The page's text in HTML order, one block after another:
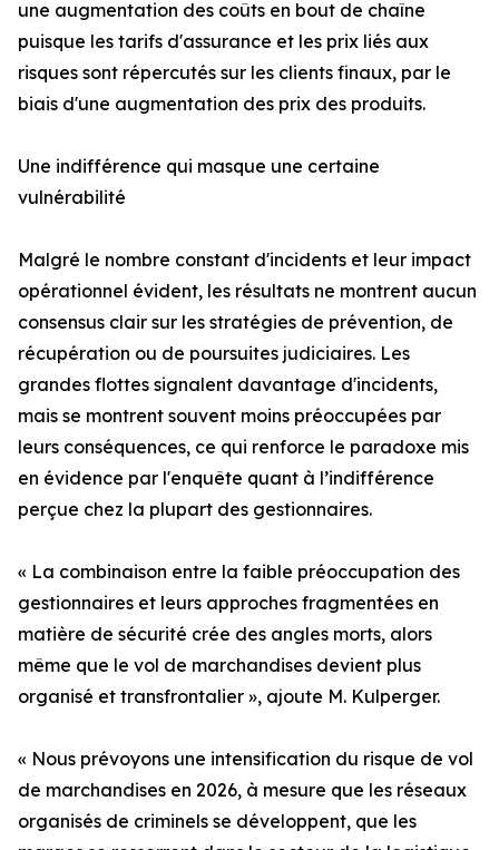
une augmentation des coûts en bout de chaîne
puisque les tarifs d'assurance et les prix liés aux
risques sont répercutés sur les clients finaux, par le
biais d'une augmentation des prix des produits.
Une indifférence qui masque une certaine
vulnérabilité
Malgré le nombre constant d'incidents et leur impact
opérationnel évident, les résultats ne montrent aucun
consensus clair sur les stratégies de prévention, de
récupération ou de poursuites judiciaires. Les
grandes flottes signalent davantage d'incidents,
mais se montrent souvent moins préoccupées par
leurs conséquences, ce qui renforce le paradoxe mis
en évidence par l'enquête quant à l’indifférence
perçue chez la plupart des gestionnaires.
« La combinaison entre la faible préoccupation des
gestionnaires et leurs approches fragmentées en
matière de sécurité crée des angles morts, alors
même que le vol de marchandises devient plus
organisé et transfrontalier », ajoute M. Kulperger.
« Nous prévoyons une intensification du risque de vol
de marchandises en 2026, à mesure que les réseaux
organisés de criminels se développent, que les